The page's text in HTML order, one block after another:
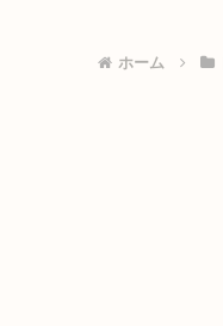
ホーム